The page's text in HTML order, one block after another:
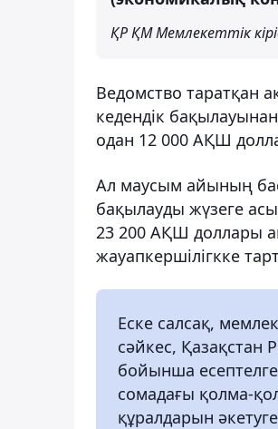
ҚР ҚМ Мемлекеттік
Ведомство таратқан
кедендік
одан 12 000 АҚШ
Ал маусым айының
бақылауды жүзеге
23 200 АҚШ доллары
жауапкершілігкке
Еске салсақ,
сәйкес, Қазақстан
бойынша
сомадағы қолма-
құралдарын